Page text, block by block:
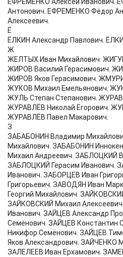
ЕФРЕМЕНКО Алексей Иванович.
Антонович. ЕФРЕМЕНКО Фёдор
Алексеевич.
Ё
ЁЛКИН Александр Павлович.
Ж
ЖЕЛТЫХ Иван Михайлович.
ЖИРОВ Василий Герасимович.
ЖИРОВ Яков Герасимович.
ЖУКОВ Михаил Емельянович.
ЖУЛЬ Степан Степанович.
ЖУРАВЛЁВ Николай Егорович.
ЖУРАВЛЁВ Павел Макарович.
З
ЗАБАБОНИН Владимир
Михайлович. ЗАБАБОНИН
Михаил Андреевич. ЗАБЛОЦКИЙ
ЗАБЛОЦКИЙ Герасим Иванович.
Иванович. ЗАБОРЦЕВ Иван
Григорьевич. ЗАВОДЯН Иван
Георгий Михайлович.
ЗАЙКОВСКИЙ Михаил
Иванович. ЗАЙЦЕВ Александр
Семёнович. ЗАЙЦЕВ Константин
Никифор Семёнович. ЗАЙЦЕВ
Яков Александрович. ЗАЙЧЕНКО
ЗАЛЕЛЕЕВ Иван Ерхамович.